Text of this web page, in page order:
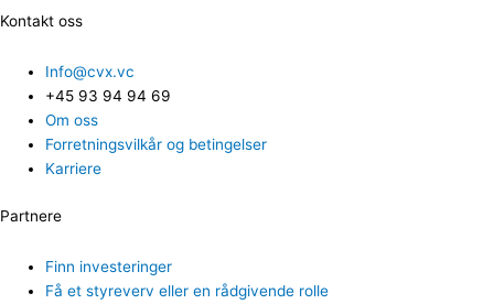
Kontakt oss
Info@cvx.vc
+45 93 94 94 69
Om oss
Forretningsvilkår og betingelser
Karriere
Partnere
Finn investeringer
Få et styreverv eller en rådgivende rolle